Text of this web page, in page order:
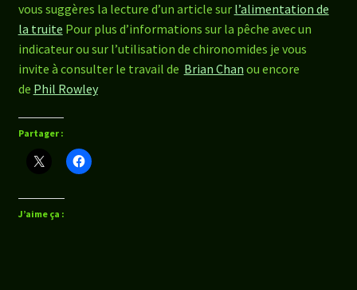
vous suggères la lecture d’un article sur l’alimentation de
la truite Pour plus d’informations sur la pêche avec un
indicateur ou sur l’utilisation de chironomides je vous
invite à consulter le travail de Brian Chan ou encore
de Phil Rowley
Partager :
J’aime ça :